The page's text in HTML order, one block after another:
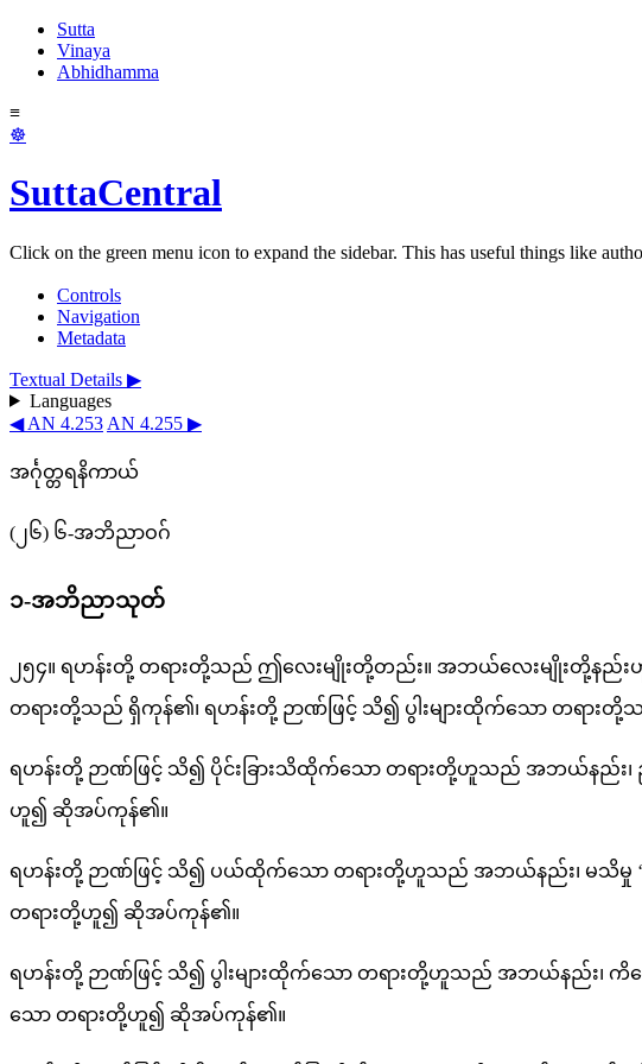
Sutta
Vinaya
Abhidhamma
≡
☸
SuttaCentral
Click on the green menu icon to expand the sidebar. This has useful things like
Controls
Navigation
Metadata
Textual Details ▶
Languages
◀ AN 4.253 AN 4.255 ▶
အင်္ဂုတ္တရနိကာယ်
(၂၆) ၆-အဘိညာဝဂ်
၁-အဘိညာသုတ်
၂၅၄။ ရဟန်းတို့ တရားတို့သည် ဤလေးမျိုးတို့တည်း။ အဘယ်လေးမျိုးတို့နည်
တရားတို့သည် ရှိကုန်၏၊ ရဟန်းတို့ ဉာဏ်ဖြင့် သိ၍ ပွါးများထိုက်သော တရာ
ရဟန်းတို့ ဉာဏ်ဖြင့် သိ၍ ပိုင်းခြားသိထိုက်သော တရားတို့ဟူသည် အဘယ်နည်း၊ ဥ
ဟူ၍ ဆိုအပ်ကုန်၏။
ရဟန်းတို့ ဉာဏ်ဖြင့် သိ၍ ပယ်ထိုက်သော တရားတို့ဟူသည် အဘယ်နည်း၊ မသိမှု
တရားတို့ဟူ၍ ဆိုအပ်ကုန်၏။
ရဟန်းတို့ ဉာဏ်ဖြင့် သိ၍ ပွါးများထိုက်သော တရားတို့ဟူသည် အဘယ်နည်း၊ ကိ
သော တရားတို့ဟူ၍ ဆိုအပ်ကုန်၏။